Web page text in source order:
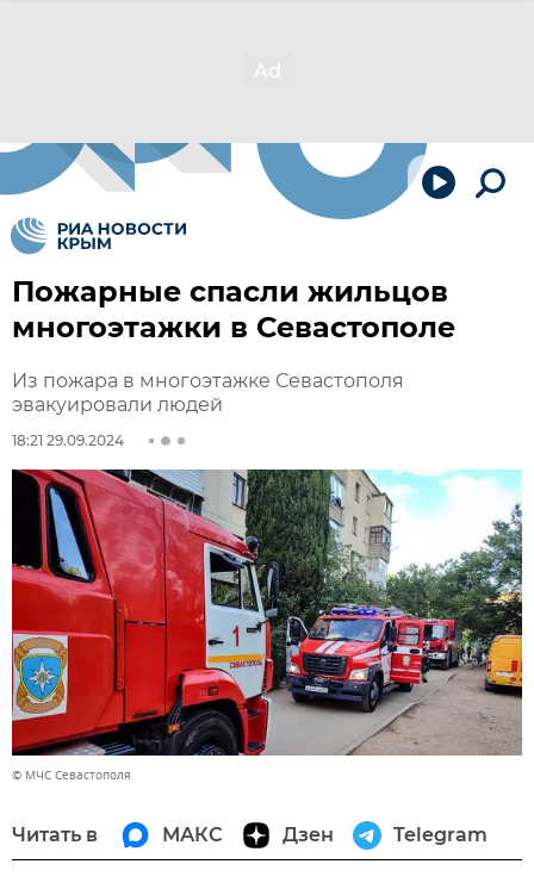
Пожарные спасли жильцов
многоэтажки в Севастополе
Из пожара в многоэтажке Севастополя
эвакуировали людей
18:21 29.09.2024
© МЧС Севастополя
Читать в МАКС Дзен Telegram